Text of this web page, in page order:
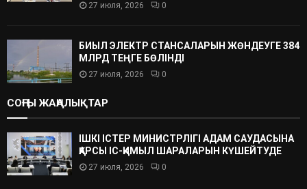
27 июля, 2026 0
БИЫЛ ЭЛЕКТР СТАНСАЛАРЫН ЖӨНДЕУГЕ 384
МЛРД ТЕҢГЕ БӨЛІНДІ
27 июля, 2026 0
СОҢҒЫ ЖАҢАЛЫҚТАР
ІШКІ ІСТЕР МИНИСТРЛІГІ АДАМ САУДАСЫНА
ҚАРСЫ ІС-ҚИМЫЛ ШАРАЛАРЫН КҮШЕЙТУДЕ
27 июля, 2026 0